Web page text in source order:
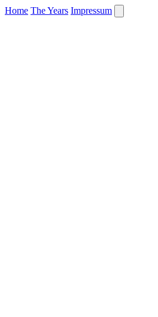
Home The Years Impressum